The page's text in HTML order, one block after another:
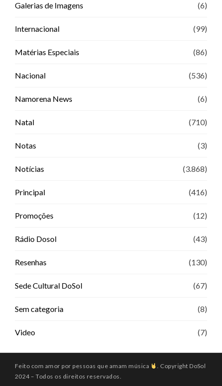
Galerias de Imagens (6)
Internacional (99)
Matérias Especiais (86)
Nacional (536)
Namorena News (6)
Natal (710)
Notas (3)
Notícias (3.868)
Principal (416)
Promoções (12)
Rádio Dosol (43)
Resenhas (130)
Sede Cultural DoSol (67)
Sem categoria (8)
Video (7)
Feito com amor por pessoas que amam música
. Copyright DoSol
2024 – Todos os direitos reservados.